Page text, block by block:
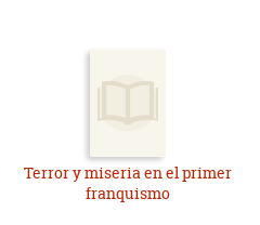
Terror y miseria en el primer
franquismo